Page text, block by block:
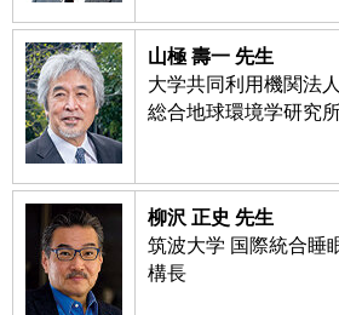
山極 壽一 先生
大学共同利用機関法
総合地球環境学研究
柳沢 正史 先生
筑波大学 国際統合睡
構長